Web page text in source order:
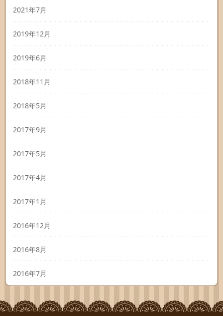
2021年7月
2019年12月
2019年6月
2018年11月
2018年5月
2017年9月
2017年5月
2017年4月
2017年1月
2016年12月
2016年8月
2016年7月